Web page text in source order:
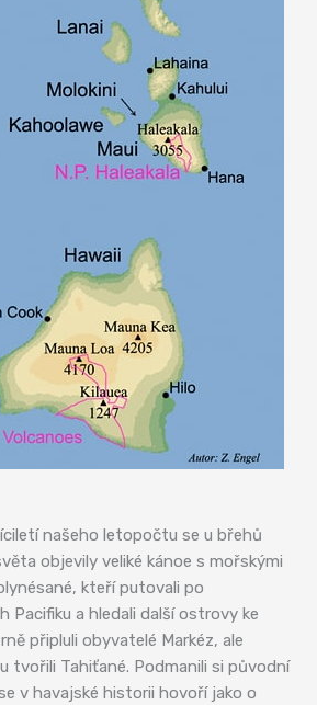
našeho letopočtu se u břehů
objevily veliké kánoe s mořskými
kteří putovali po
Pacifiku a hledali další ostrovy ke
připluli obyvatelé Markéz, ale
tvořili Tahiťané. Podmanili si původní
v havajské historii hovoří jako o